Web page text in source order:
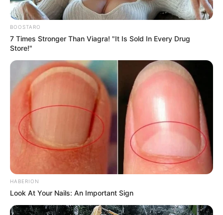
BOOSTARO
7 Times Stronger Than Viagra! "It Is Sold In Every Drug
Store!"
HABERION
Look At Your Nails: An Important Sign